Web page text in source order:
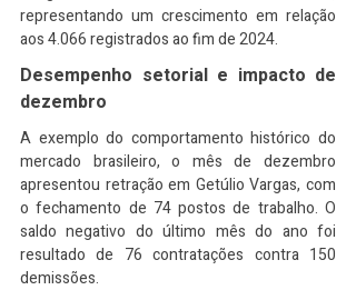
representando um crescimento em relação
aos 4.066 registrados ao fim de 2024.
Desempenho setorial e impacto de
dezembro
A exemplo do comportamento histórico do
mercado brasileiro, o mês de dezembro
apresentou retração em Getúlio Vargas, com
o fechamento de 74 postos de trabalho. O
saldo negativo do último mês do ano foi
resultado de 76 contratações contra 150
demissões.